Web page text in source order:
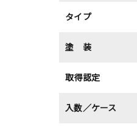
タイプ
塗 装
取得認定
入数／ケース